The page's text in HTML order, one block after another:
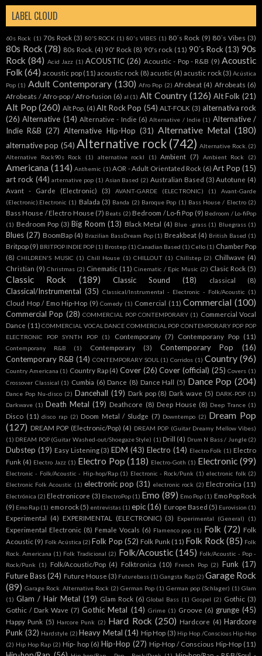
LABEL CLOUD
60s Rock (1) 70s Rock (3) 80'S ROCK (1) 80's VIBES (1) 80´s Rock (9) 80´s Vibes (3)
80s Rock (78) 80s Rock. (4) 90' Rock (8) 90's rock (11) 90´s Rock (13) 90s
Rock (84) Acid Jazz (1) ACOUSTIC (26) Acoustic - Pop - R&B (9) Acoustic
Folk (64) acoustic pop (11) acoustic rock (8) acustic (4) acustic rock (3) Acústica
Pop (1) Adult Contemporary (130) Afro Pop (2) Afrobeat (4) Afrobeats (6)
Afrobeats / Afro-pop / Afro-fusion (6) al (1) Alt Country (126) Alt Folk (21)
Alt Pop (260) Alt Pop. (4) Alt Rock Pop (54) ALT-FOLK (3) alternativa rock
(26) Alternative (14) Alternative - Indie (6) Alternative / Indie (1) Alternative /
Indie R&B (27) Alternative Hip-Hop (31) Alternative Metal (180)
alternative pop (54) Alternative rock (742) Alternative Rock. (2)
Alternative Rock90s Rock
(1) alternative rockl (1) Ambient (7) Ambient Rock (2)
Americana (114) Anthemic (1) AOR - Adult Orientated Rock (6) Art Pop (15)
art rock (44) arternative pop (1) Asian Based (2) Australian Based (3) Autotune (4)
Avant - Garde (Electronic)
(3) AVANT-GARDE (ELECTRONIC) (1)
Avant-Garde
(Electronic).Electronic (1) Balada (3) Banda (2) Baroque Pop (1) Bass House / Electro (2)
Bass House / Electro House (7) Beats (2) Bedroom / Lo-fi Pop (9) Bedroom / Lo-fiPop
(1) Bedroom Pop (3) Big Room (13) Black Metal (4) Blue -grass (1) Bluegrass (1)
Blues (27) BoomBap (4) Brazilian BassDream Pop (1) Breakbeat (4) British Based (1)
Britpop (9) BRITPOP INDIE POP (1) Brostep (1) Canadian Based (1) Cello (1) Chamber Pop
(8) CHILDREN'S MUSIC (1) Chill House (1) CHILLOUT (1) Chillstep (2) Chillwave (4)
Christian (9) Christmas (2) Cinematic (11) Cinematic / Epic Music (2) Clasic Rock (5)
Classic Rock (189) Classic Sound (18) classical (8)
Classical/Instrumental (35) Classical/Instrumental - Electronic - Folk/Acoustic (1)
Cloud Hop / Emo Hip-Hop (9) Comedy (1) Comercial (11) Commercial (100)
Commercial Pop (28) COMMERCIAL POP CONTEMPORARY (1) Commercial Vocal
Dance (11) COMMERCIAL VOCAL DANCE COMMERCIAL POP CONTEMPORARY POP POP
ELECTRONIC POP SYNTH POP
(1) Contemporany (7) Contemporany Pop (11)
Contemporany R&B (1) Contemporary (3) Contemporary Pop
(16)
Contemporary R&B (14) CONTEMPORARY SOUL (1) Corridos (1) Country (96)
Country Americana (1) Country Rap (4) Cover (26) Cover (official) (25) Covers (1)
Crossover Classical (1) Cumbia (6) Dance (8) Dance Hall (5) Dance Pop (204)
Dance Pop Nu-disco (2) Dancehall (19) Dark pop (8) Dark wave (5) DARK-POP (1)
Darkwave (1) Death Metal (19) Deathcore (8) Deep House (8) Deep Trance (1)
Disco (11) disco rap (2) Doom Metal / Sludge (7) Downtempo (2) Dream Pop
(127) DREAM POP (Electronic/Pop) (4) DREAM POP (Guitar Dreamy Mellow Vibes)
(1) DREAM POP (Guitar Washed-out/Shoegaze Style) (1) Drill (4) Drum N Bass / Jungle (2)
Dubstep (19) Easy Listening (3) EDM (43) Electro (14) Electro Folk (1) Electro
Funk (4) Electro Jazz (1) Electro Pop (118) Electro-Goth (1) Electronic (99)
Electronic - Folk/Acoustic - Hip-hop/Rap (1) Electronic - Rock/Punk (1) electronic folk (2)
Electronic Folk Acoustic (1) electronic pop (31) electronic rock (2) Electronica (11)
Electrónica (2) Electronicore (3) ElectroPop (1) Emo (89) Emo Pop (1) Emo Pop Rock
(9) Emo Rap (1) emo rock (5) entrevistas (1) epic (16) Europe Based (5) Eurovision (1)
Experimental (4) EXPERIMENTAL (ELECTRONIC) (3) Experimental (General) (1)
Experimental Electronic (8) Female Vocals (6) Flamenco pop (1) Folk (72) Folk
Acoustic (9) Folk Acústica (2) Folk Pop (52) Folk Punk (11) Folk Rock (85) Folk
Rock. Americana (1) Folk Tradicional (2) Folk/Acoustic (145) Folk/Acoustic - Pop -
Rock/Punk (1) Folk/Acoustic/Pop (4) Folktronica (10) French Pop (2) Funk (17)
Future Bass (24) Future House (3) Futurebass (1) Gangsta Rap (2) Garage Rock
(89) Garage Rock. Alternative Rock (2) German Pop (1) German pop (Schlager) (1) Glam
(1) Glam / Hair Metal (19) Glam Rock (6) Global Bass (1) Gospel (2) Gothic (3)
Gothic / Dark Wave (7) Gothic Metal (14) Grime (1) Groove (6) grunge (45)
Happy Punk (5) Harcore Punk (2) Hard Rock (250) Hardcore (4) Hardcore
Punk (32) Hardstyle (2) Heavy Metal (14) Hip Hop (3) Hip Hop /Conscious Hip-Hop
(2) Hip Hop Rap (2) Hip- hop (6) Hip-Hop (27) Hip-Hop / Conscious Hip-Hop (11)